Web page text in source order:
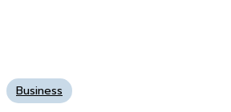
Business